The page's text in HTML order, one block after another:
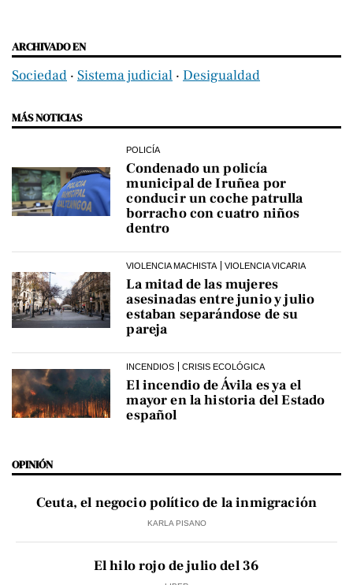
ARCHIVADO EN
Sociedad ‧ Sistema judicial ‧ Desigualdad
MÁS NOTICIAS
POLICÍA
Condenado un policía
municipal de Iruñea por
conducir un coche patrulla
borracho con cuatro niños
dentro
VIOLENCIA MACHISTA VIOLENCIA VICARIA
La mitad de las mujeres
asesinadas entre junio y julio
estaban separándose de su
pareja
INCENDIOS CRISIS ECOLÓGICA
El incendio de Ávila es ya el
mayor en la historia del Estado
español
OPINIÓN
Ceuta, el negocio político de la inmigración
KARLA PISANO
El hilo rojo de julio del 36